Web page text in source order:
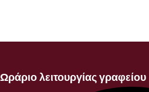
Ωράριο λειτουργίας γραφείου